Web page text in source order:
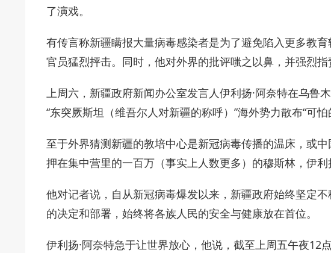
了演戏。
有传言称新疆瞒报大量病毒感染者是为了避免陷入更多教
官员猛烈抨击。同时，他对外界的批评嗤之以鼻，并强烈指
上周六，新疆政府新闻办公室发言人伊利扬·阿奈特在乌鲁
“东突厥斯坦（维吾尔人对新疆的称呼）”海外势力散布“可怕
至于外界猜测新疆的教培中心是新冠病毒传播的温床，或
押在集中营里的一百万（事实上人数更多）的穆斯林，伊利
他对记者说，自从新冠病毒爆发以来，新疆政府始终坚定
的决定和部署，始终将各族人民的安全与健康放在首位。
伊利扬·阿奈特急于让世界放心，他说，截至上周五午夜12